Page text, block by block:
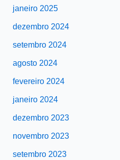
janeiro 2025
dezembro 2024
setembro 2024
agosto 2024
fevereiro 2024
janeiro 2024
dezembro 2023
novembro 2023
setembro 2023